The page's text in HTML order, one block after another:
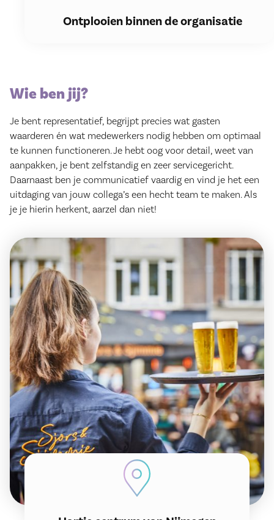
Ontplooien binnen de organisatie
Wie ben jij?
Je bent representatief, begrijpt precies wat gasten
waarderen én wat medewerkers nodig hebben om optimaal
te kunnen functioneren. Je hebt oog voor detail, weet van
aanpakken, je bent zelfstandig en zeer servicegericht.
Daarnaast ben je communicatief vaardig en vind je het een
uitdaging van jouw collega’s een hecht team te maken. Als
je je hierin herkent, aarzel dan niet!